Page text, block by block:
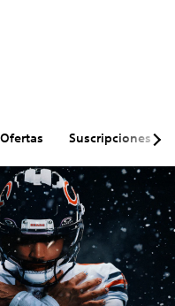
Ofertas Suscripciones